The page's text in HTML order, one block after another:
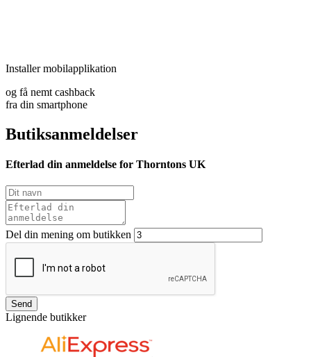
Installer mobilapplikation
og få nemt cashback
fra din smartphone
Butiksanmeldelser
Efterlad din anmeldelse for Thorntons UK
Del din mening om butikken
Send
Lignende butikker